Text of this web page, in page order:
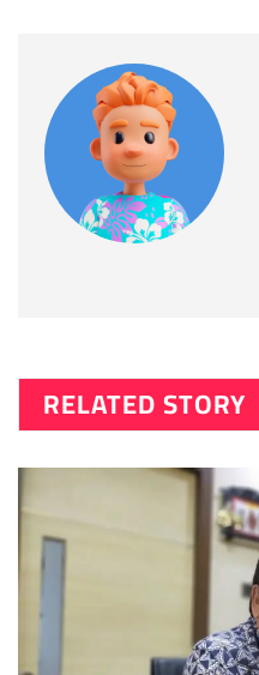
RELATED STORY